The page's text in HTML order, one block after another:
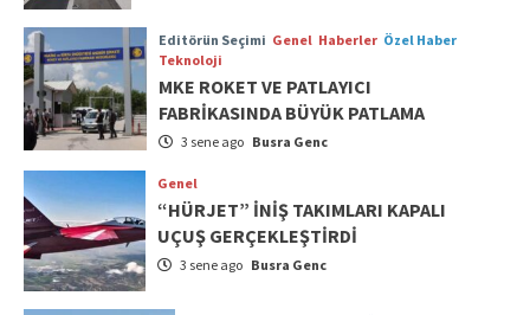
Editörün Seçimi Genel Haberler Özel Haber
Teknoloji
MKE ROKET VE PATLAYICI
FABRİKASINDA BÜYÜK PATLAMA
3 sene ago Busra Genc
Genel
“HÜRJET” İNİŞ TAKIMLARI KAPALI
UÇUŞ GERÇEKLEŞTİRDİ
3 sene ago Busra Genc